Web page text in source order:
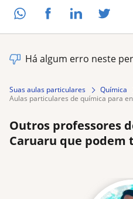
Há algum erro neste
Suas aulas particulares Química
aulas particulares de química para
Outros professores
Caruaru que podem